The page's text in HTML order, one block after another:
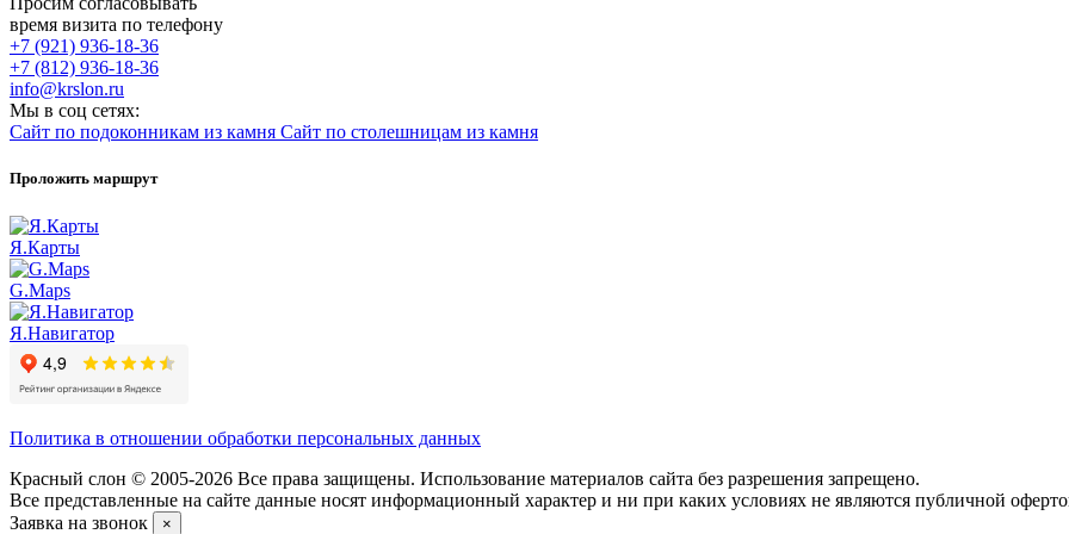
время визита по телефону
+7 (921) 936-18-36
+7 (812) 936-18-36
info@krslon.ru
Мы в соц сетях:
Сайт по подоконникам из камня Сайт по столешницам из камня
Проложить маршрут
Я.Карты
G.Maps
Я.Навигатор
Политика в отношении обработки персональных данных
Красный слон © 2005-2026 Все права защищены. Использование материалов сайта без разрешения запрещено.
Все представленные на сайте данные носят информационный характер и ни при каких условиях не являются публичной
Заявка на звонок
×